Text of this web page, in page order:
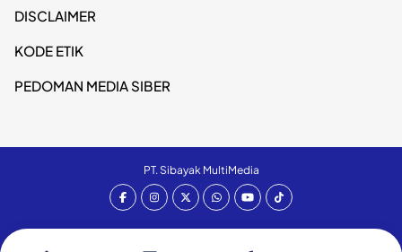
DISCLAIMER
KODE ETIK
PEDOMAN MEDIA SIBER
PT. Sibayak MultiMedia